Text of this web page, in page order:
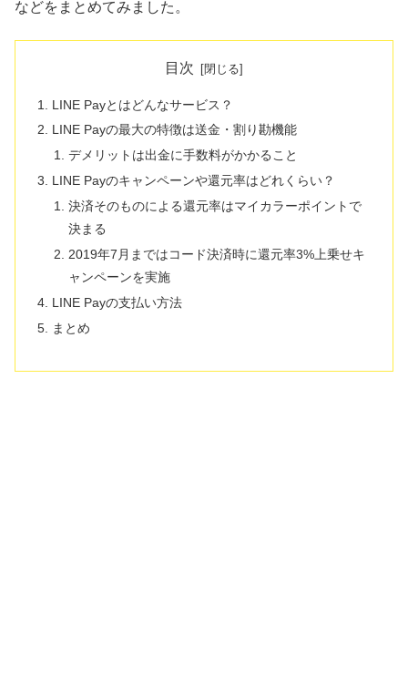
などをまとめてみました。
目次
LINE Payとはどんなサービス？
LINE Payの最大の特徴は送金・割り勘機能
デメリットは出金に手数料がかかること
LINE Payのキャンペーンや還元率はどれくらい？
決済そのものによる還元率はマイカラーポイントで
決まる
2019年7月まではコード決済時に還元率3%上乗せキ
ャンペーンを実施
LINE Payの支払い方法
まとめ